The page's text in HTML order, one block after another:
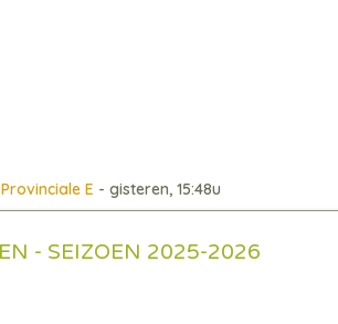
E - gisteren, 15:48u
- SEIZOEN 2025-2026